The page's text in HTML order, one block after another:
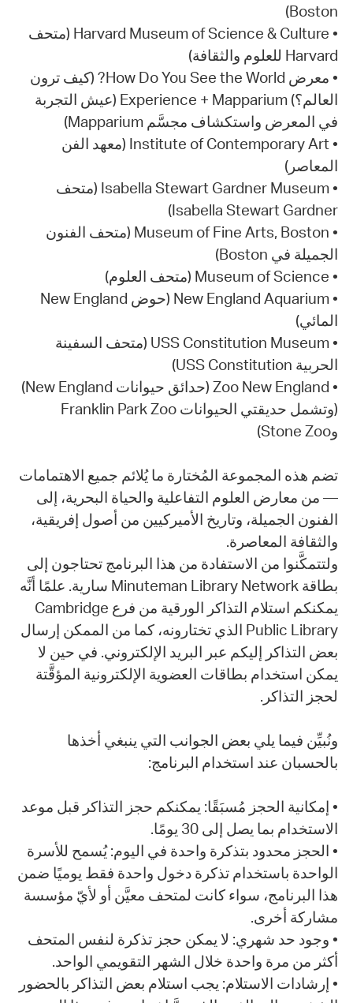
Boston)
• Harvard Museum of Science & Culture (متحف
Harvard للعلوم والثقافة)
• معرض How Do You See the World? (كيف ترون
العالم؟) Experience + Mapparium (عيش التجربة
في المعرض واستكشاف مجسَّم Mapparium)
• Institute of Contemporary Art (معهد الفن
المعاصر)
• Isabella Stewart Gardner Museum (متحف
Isabella Stewart Gardner)
• Museum of Fine Arts, Boston (متحف الفنون
الجميلة في Boston)
• Museum of Science (متحف العلوم)
• New England Aquarium (حوض New England
المائي)
• USS Constitution Museum (متحف السفينة
الحربية USS Constitution)
• Zoo New England (حدائق حيوانات New England)
(وتشمل حديقتي الحيوانات Franklin Park Zoo
وStone Zoo)
تضم هذه المجموعة المُختارة ما يُلائم جميع الاهتمامات
— من معارض العلوم التفاعلية والحياة البحرية، إلى
الفنون الجميلة، وتاريخ الأميركيين من أصول إفريقية،
والثقافة المعاصرة.
ولتتمكَّنوا من الاستفادة من هذا البرنامج تحتاجون إلى
بطاقة Minuteman Library Network سارية. علمًا أنَّه
يمكنكم استلام التذاكر الورقية من فرع Cambridge
Public Library الذي تختارونه، كما من الممكن إرسال
بعض التذاكر إليكم عبر البريد الإلكتروني. في حين لا
يمكن استخدام بطاقات العضوية الإلكترونية المؤقَّتة
لحجز التذاكر.
ونُبيِّن فيما يلي بعض الجوانب التي ينبغي أخذها
بالحسبان عند استخدام البرنامج:
• إمكانية الحجز مُسبَقًا: يمكنكم حجز التذاكر قبل موعد
الاستخدام بما يصل إلى 30 يومًا.
• الحجز محدود بتذكرة واحدة في اليوم: يُسمح للأسرة
الواحدة باستخدام تذكرة دخول واحدة فقط يوميًا ضمن
هذا البرنامج، سواء كانت لمتحف معيَّن أو لأيّ مؤسسة
مشاركة أخرى.
• وجود حد شهري: لا يمكن حجز تذكرة لنفس المتحف
أكثر من مرة واحدة خلال الشهر التقويمي الواحد.
• إرشادات الاستلام: يجب استلام بعض التذاكر بالحضور